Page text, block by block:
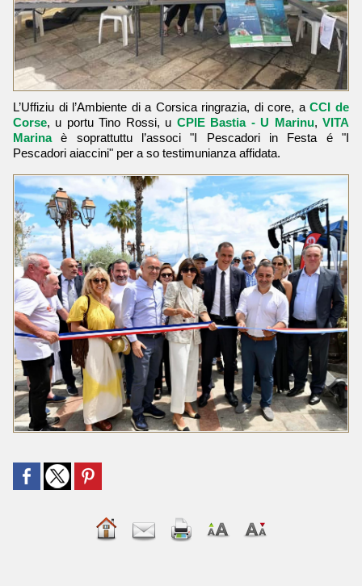
L’Uffiziu di l’Ambiente di a Corsica ringrazia, di core, aCCI de
Corse, u portu Tino Rossi, u CPIE Bastia - U Marinu,VITA
Marinaè soprattuttu l’associ "I Pescadori in Festa é "I
Pescadori aiaccini" per a so testimunianza affidata.